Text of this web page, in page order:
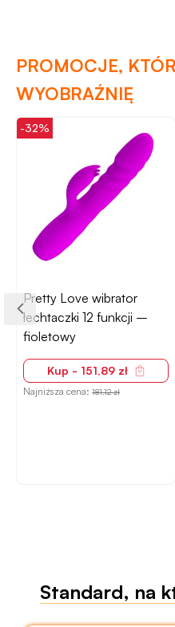
PROMOCJE,
WYOBRAŹNIĘ
-32%
Pretty Love wibrator
łechtaczki 12 funkcji –
fioletowy
Kup - 151,89 zł
Najniższa cena:181,12 zł
Standard, na